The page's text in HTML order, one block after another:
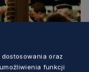
oraz
funkcji